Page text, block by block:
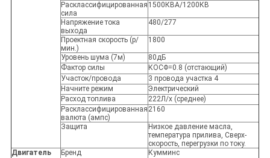
Расклассифицированная
сила
1500КВА/1200КВ
Напряжение тока
выхода
480/277
Проектная скорость (р/
мин.)
1800
Уровень шума (7м)
80дБ
Фактор силы
КОСΦ=0.8 (отстающий)
Участок/провода
3 провода участка 4
Начните режим
Электрический
Расход топлива
222Л/х (среднее)
Расклассифицированная
валюта (ампс)
2160
Защита
Низкое давление масла,
температура прилива, Сверх-
скорость, перегрузки по току.
Двигатель
Бренд
Кумминс